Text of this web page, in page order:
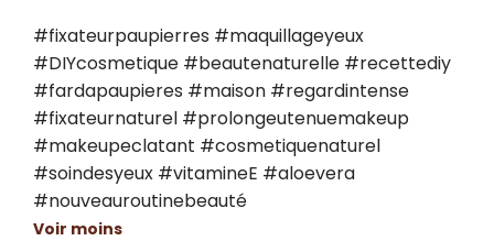
#fixateurpaupierres #maquillageyeux
#DIYcosmetique #beautenaturelle #recettediy
#fardapaupieres #maison #regardintense
#fixateurnaturel #prolongeutenuemakeup
#makeupeclatant #cosmetiquenaturel
#soindesyeux #vitamineE #aloevera
#nouveauroutinebeauté
Voir moins